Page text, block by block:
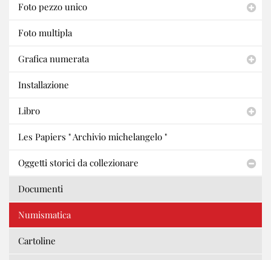
Foto pezzo unico
Foto multipla
Grafica numerata
Installazione
Libro
Les Papiers " Archivio michelangelo "
Oggetti storici da collezionare
Documenti
Numismatica
Cartoline